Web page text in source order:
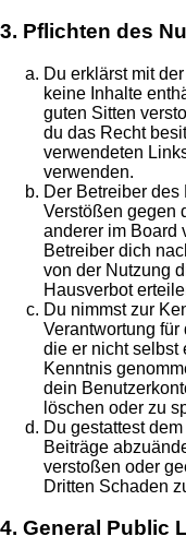
3. Pflichten des
Du erklärst mit
keine Inhalte
guten Sitten
du das Recht
verwendeten
verwenden.
Der Betreiber
Verstößen gegen
anderer im Board
Betreiber dich
von der Nutzung
Hausverbot
Du nimmst zur
Verantwortung
die er nicht selbst
Kenntnis
dein
löschen oder zu
Du gestattest
Beiträge
verstoßen oder
Dritten Schaden
4. General Public